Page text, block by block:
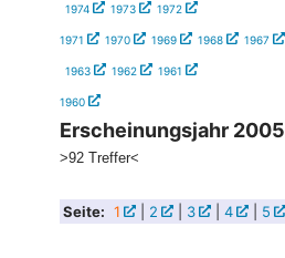
1974 1973 1972
1971 1970 1969 1968 1967
1963 1962 1961
1960
Erscheinungsjahr 2005
>92 Treffer<
Seite: 1 2 3 4 5